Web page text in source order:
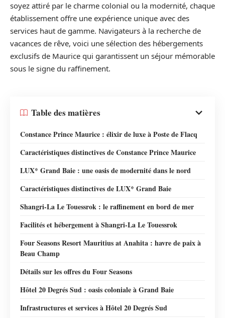
soyez attiré par le charme colonial ou la modernité, chaque
établissement offre une expérience unique avec des
services haut de gamme. Navigateurs à la recherche de
vacances de rêve, voici une sélection des hébergements
exclusifs de Maurice qui garantissent un séjour mémorable
sous le signe du raffinement.
Table des matières
Constance Prince Maurice : élixir de luxe à Poste de Flacq
Caractéristiques distinctives de Constance Prince Maurice
LUX* Grand Baie : une oasis de modernité dans le nord
Caractéristiques distinctives de LUX* Grand Baie
Shangri-La Le Touessrok : le raffinement en bord de mer
Facilités et hébergement à Shangri-La Le Touessrok
Four Seasons Resort Mauritius at Anahita : havre de paix à
Beau Champ
Détails sur les offres du Four Seasons
Hôtel 20 Degrés Sud : oasis coloniale à Grand Baie
Infrastructures et services à Hôtel 20 Degrés Sud